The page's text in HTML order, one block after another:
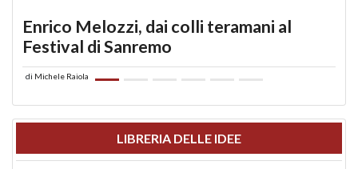
Enrico Melozzi, dai colli teramani al
Festival di Sanremo
di Michele Raiola
LIBRERIA DELLE IDEE